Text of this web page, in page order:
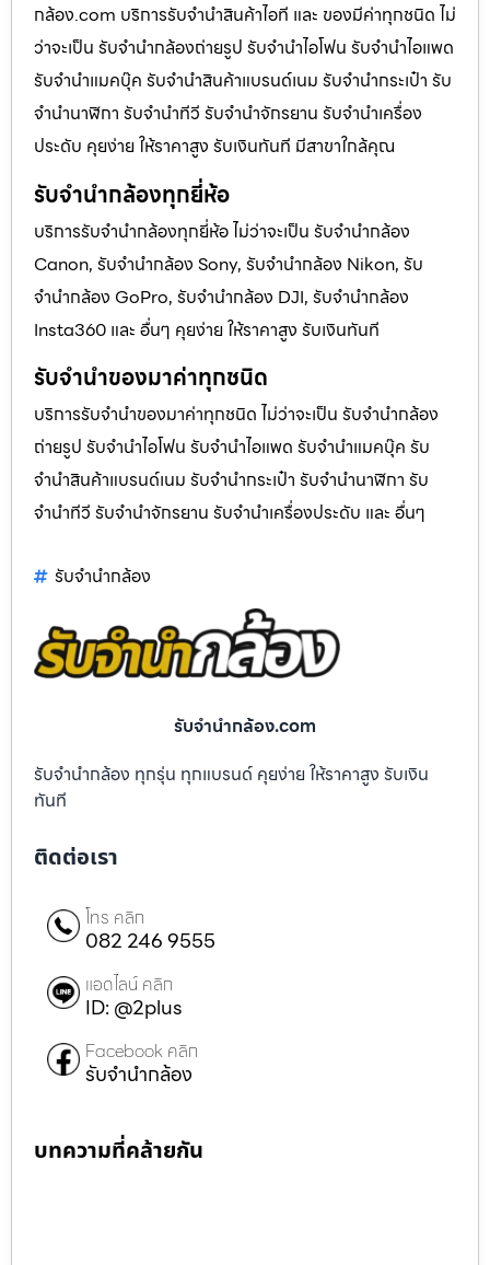
กล้อง.com บริการรับจํานําสินค้าไอที และ ของมีค่าทุกชนิด ไม่
ว่าจะเป็น รับจํานํากล้องถ่ายรูป รับจํานําไอโฟน รับจํานําไอแพด
รับจํานําแมคบุ๊ค รับจํานําสินค้าแบรนด์เนม รับจํานํากระเป๋า รับ
จํานํานาฬิกา รับจํานําทีวี รับจํานําจักรยาน รับจํานําเครื่อง
ประดับ คุยง่าย ให้ราคาสูง รับเงินทันที มีสาขาใกล้คุณ
รับจำนำกล้องทุกยี่ห้อ
บริการรับจำนำกล้องทุกยี่ห้อ ไม่ว่าจะเป็น รับจำนำกล้อง
Canon, รับจำนำกล้อง Sony, รับจำนำกล้อง Nikon, รับ
จำนำกล้อง GoPro, รับจำนำกล้อง DJI, รับจำนำกล้อง
Insta360 และ อื่นๆ คุยง่าย ให้ราคาสูง รับเงินทันที
รับจำนำของมาค่าทุกชนิด
บริการรับจำนำของมาค่าทุกชนิด ไม่ว่าจะเป็น รับจํานํากล้อง
ถ่ายรูป รับจํานําไอโฟน รับจํานําไอแพด รับจํานําแมคบุ๊ค รับ
จํานําสินค้าแบรนด์เนม รับจํานํากระเป๋า รับจํานํานาฬิกา รับ
จํานําทีวี รับจํานําจักรยาน รับจํานําเครื่องประดับ และ อื่นๆ
รับจํานํากล้อง
รับจํานํากล้อง.com
รับจำนำกล้อง ทุกรุ่น ทุกแบรนด์ คุยง่าย ให้ราคาสูง รับเงิน
ทันที
ติดต่อเรา
โทร คลิก
082 246 9555
แอดไลน์ คลิก
ID: @2plus
Facebook คลิก
รับจำนำกล้อง
บทความที่คล้ายกัน